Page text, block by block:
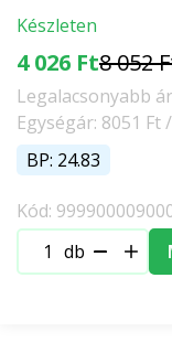
Készleten
4 026 Ft8 052
Legalacsonyabb
Egységár: 8051 Ft
BP: 24.83
Kód:
db